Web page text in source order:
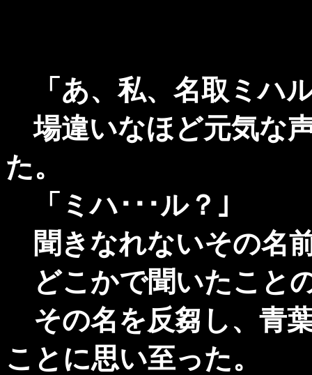
「あ、私、名取ミハ
場違いなほど元気な
た。
「ミハ･･･ル？｣
聞きなれないその名
どこかで聞いたこと
その名を反芻し、青
ことに思い至った。